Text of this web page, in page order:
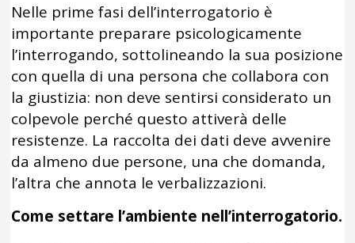
Nelle prime fasi dell’interrogatorio è
importante preparare psicologicamente
l’interrogando, sottolineando la sua posizione
con quella di una persona che collabora con
la giustizia: non deve sentirsi considerato un
colpevole perché questo attiverà delle
resistenze. La raccolta dei dati deve avvenire
da almeno due persone, una che domanda,
l’altra che annota le verbalizzazioni.
Come settare l’ambiente nell’interrogatorio.